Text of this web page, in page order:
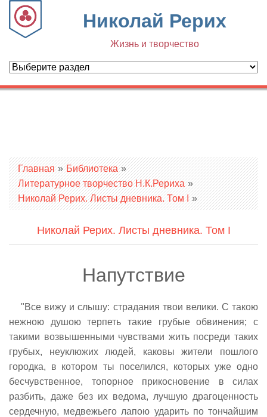
Николай Рерих
Жизнь и творчество
Вы здесь
Главная » Библиотека »
Литературное творчество Н.К.Рериха »
Николай Рерих. Листы дневника. Том I »
Николай Рерих. Листы дневника. Том I
Напутствие
"Все вижу и слышу: страдания твои велики. С такою
нежною душою терпеть такие грубые обвинения; с
такими возвышенными чувствами жить посреди таких
грубых, неуклюжих людей, каковы жители пошлого
городка, в котором ты поселился, которых уже одно
бесчувственное, топорное прикосновение в силах
разбить, даже без их ведома, лучшую драгоценность
сердечную, медвежьего лапою ударить по тончайшим